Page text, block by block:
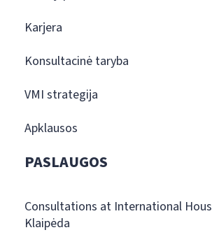
Karjera
Konsultacinė taryba
VMI strategija
Apklausos
PASLAUGOS
Consultations at International
Klaipėda